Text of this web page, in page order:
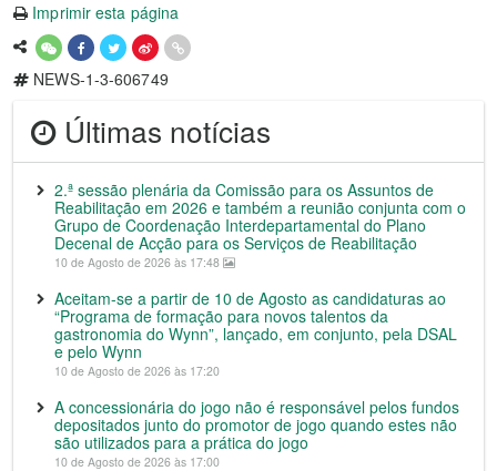
Imprimir esta página
NEWS-1-3-606749
Últimas notícias
2.ª sessão plenária da Comissão para os Assuntos de
Reabilitação em 2026 e também a reunião conjunta com o
Grupo de Coordenação Interdepartamental do Plano
Decenal de Acção para os Serviços de Reabilitação
10 de Agosto de 2026 às 17:48
Aceitam-se a partir de 10 de Agosto as candidaturas ao
“Programa de formação para novos talentos da
gastronomia do Wynn”, lançado, em conjunto, pela DSAL
e pelo Wynn
10 de Agosto de 2026 às 17:20
A concessionária do jogo não é responsável pelos fundos
depositados junto do promotor de jogo quando estes não
são utilizados para a prática do jogo
10 de Agosto de 2026 às 17:00